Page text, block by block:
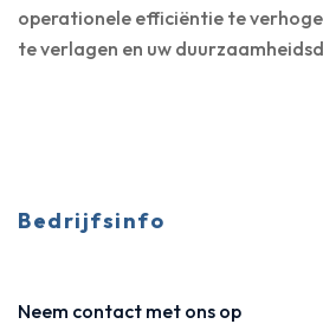
operationele efficiëntie te
te verlagen en uw
Bedrijfsinfo
Neem contact met ons op